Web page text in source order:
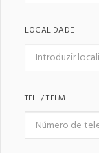
LOCALIDADE
TEL. / TELM.